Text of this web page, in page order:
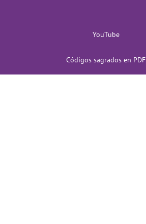
YouTube
Códigos sagrados en PDF